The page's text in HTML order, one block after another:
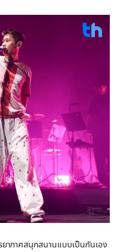
ยากาศสนุกสนานแบบเป็นกันเอง